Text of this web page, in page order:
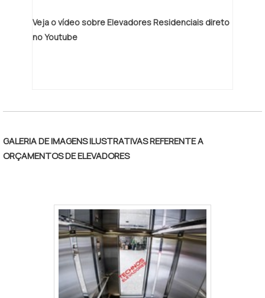
geração. GARANTIA E ASSERTIVIDADE NO
SEGMENTONa Montville Elevadores tem o
e responsável, conquistas adquiridas
porque investiu em uma estrutura que hoje
equipamentos de última geração. Tudo
isso, somado à performance de uma
equipe multidisciplinar de consultores
associados e profissionais qualificados,
garantem o sucesso de cada cliente de
ponta a ponta.
Veja o vídeo sobre Elevadores Residenciais direto
no Youtube
GALERIA DE IMAGENS ILUSTRATIVAS REFERENTE A
ORÇAMENTOS DE ELEVADORES